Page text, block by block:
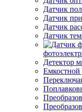
Датчик
Датчик
Датчик
Датчик
Детектор
Емкостной